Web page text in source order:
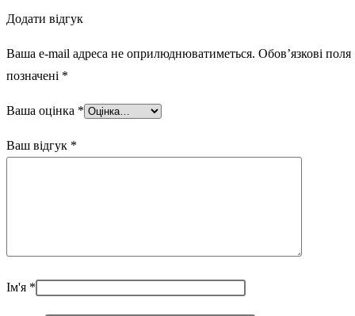
Додати відгук
Ваша e-mail адреса не оприлюднюватиметься. Обов’язкові поля
позначені *
Ваша оцінка *
Ваш відгук *
Ім'я *